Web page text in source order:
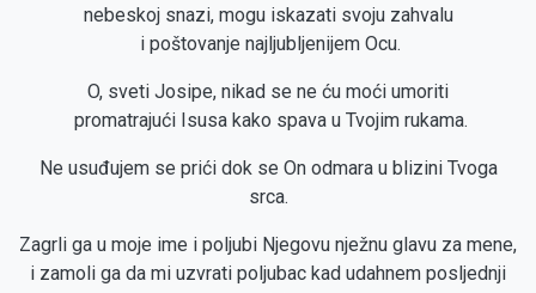
nebeskoj snazi, mogu iskazati svoju zahvalu
i poštovanje najljubljenijem Ocu.
O, sveti Josipe, nikad se ne ću moći umoriti
promatrajući Isusa kako spava u Tvojim rukama.
Ne usuđujem se prići dok se On odmara u blizini Tvoga
srca.
Zagrli ga u moje ime i poljubi Njegovu nježnu glavu za mene,
i zamoli ga da mi uzvrati poljubac kad udahnem posljednji